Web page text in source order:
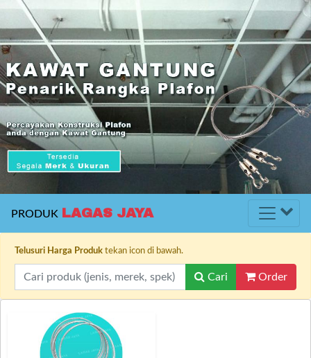
PRODUK LAGAS JAYA
Telusuri Harga Produk tekan icon di bawah.
Cari Order